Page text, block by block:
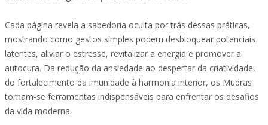
Cada página revela a sabedoria oculta por trás dessas práticas,
mostrando como gestos simples podem desbloquear potenciais
latentes, aliviar o estresse, revitalizar a energia e promover a
autocura. Da redução da ansiedade ao despertar da criatividade,
do fortalecimento da imunidade à harmonia interior, os Mudras
tornam-se ferramentas indispensáveis para enfrentar os desafios
da vida moderna.